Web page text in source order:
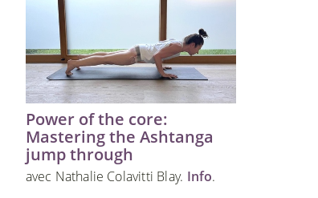
Power of the core:
Mastering the Ashtanga
jump through
avec Nathalie Colavitti Blay. Info.